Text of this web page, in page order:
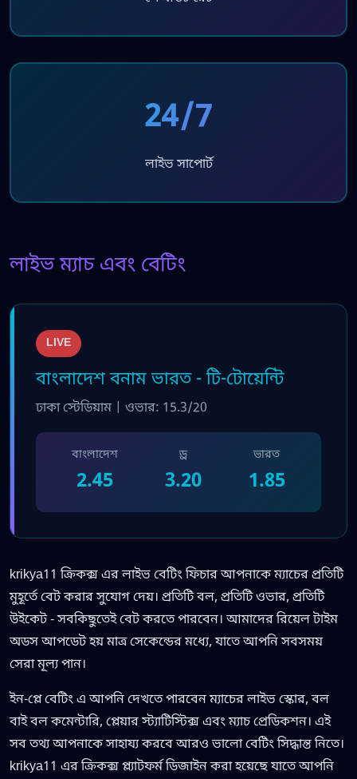
24/7
লাইভ সাপোর্ট
লাইভ ম্যাচ এবং বেটিং
LIVE
বাংলাদেশ বনাম ভারত - টি-টোয়েন্টি
ঢাকা স্টেডিয়াম | ওভার: 15.3/20
বাংলাদেশ
2.45
ড্র
3.20
ভারত
1.85
krikya11 ক্রিকক্স এর লাইভ বেটিং ফিচার আপনাকে ম্যাচের প্রতিটি
মুহূর্তে বেট করার সুযোগ দেয়। প্রতিটি বল, প্রতিটি ওভার, প্রতিটি
উইকেট - সবকিছুতেই বেট করতে পারবেন। আমাদের রিয়েল টাইম
অডস আপডেট হয় মাত্র সেকেন্ডের মধ্যে, যাতে আপনি সবসময়
সেরা মূল্য পান।
ইন-প্লে বেটিং এ আপনি দেখতে পারবেন ম্যাচের লাইভ স্কোর, বল
বাই বল কমেন্টারি, প্লেয়ার স্ট্যাটিস্টিক্স এবং ম্যাচ প্রেডিকশন। এই
সব তথ্য আপনাকে সাহায্য করবে আরও ভালো বেটিং সিদ্ধান্ত নিতে।
krikya11 এর ক্রিকক্স প্ল্যাটফর্ম ডিজাইন করা হয়েছে যাতে আপনি